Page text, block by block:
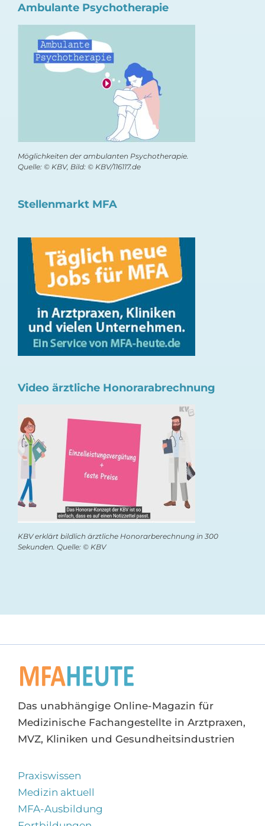
Ambulante Psychotherapie
Möglichkeiten der ambulanten Psychotherapie.
Quelle: © KBV, Bild: © KBV/116117.de
Stellenmarkt MFA
Video ärztliche Honorarabrechnung
KBV erklärt bildlich ärztliche Honorarberechnung in 300
Sekunden. Quelle: © KBV
Das unabhängige Online-Magazin für
Medizinische Fachangestellte in Arztpraxen,
MVZ, Kliniken und Gesundheitsindustrien
Praxiswissen
Medizin aktuell
MFA-Ausbildung